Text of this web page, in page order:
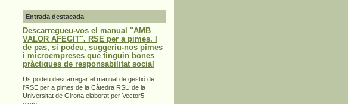
Entrada destacada
Descarregueu-vos el manual "AMB
VALOR AFEGIT". RSE per a pimes. I
de pas, si podeu, suggeriu-nos pimes
i microempreses que tinguin bones
pràctiques de responsabilitat social
Us podeu descarregar el manual de gestió de
l'RSE per a pimes de la Càtedra RSU de la
Universitat de Girona elaborat per Vector5 |